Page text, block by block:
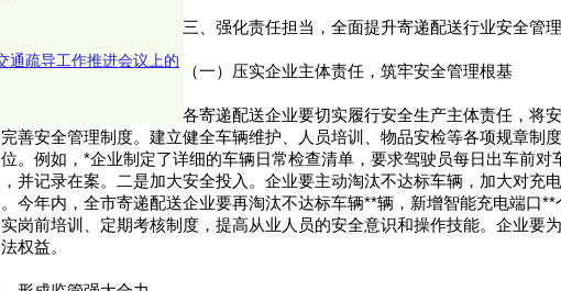
通疏导工作推进会议上的
三、强化责任担当，全面提升寄递配送行业安全管
（一）压实企业主体责任，筑牢安全管理根基
各寄递配送企业要切实履行安全生产主体责任，将
善安全管理制度。建立健全车辆维护、人员培训、物品安检等各项规章制
。例如，*企业制定了详细的车辆日常检查清单，要求驾驶员每日出车前对
并记录在案。二是加大安全投入。企业要主动淘汰不达标车辆，加大对充
今年内，全市寄递配送企业要再淘汰不达标车辆**辆，新增智能充电端口**
岗前培训、定期考核制度，提高从业人员的安全意识和操作技能。企业要
权益。